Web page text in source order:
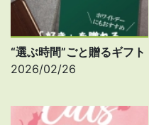
“選ぶ時間”ごと贈るギフト
2026/02/26